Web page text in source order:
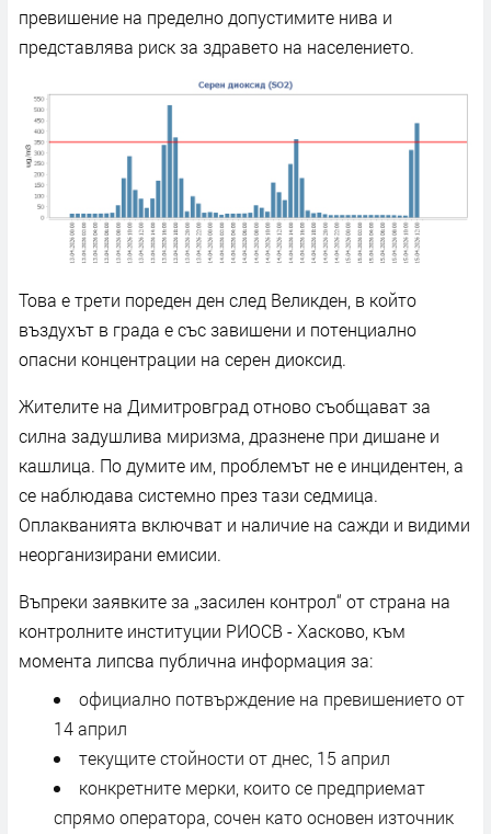
превишение на пределно допустимите нива и
представлява риск за здравето на населението.
Това е трети пореден ден след Великден, в който
въздухът в града е със завишени и потенциално
опасни концентрации на серен диоксид.
Жителите на Димитровград отново съобщават за
силна задушлива миризма, дразнене при дишане и
кашлица. По думите им, проблемът не е инцидентен, а
се наблюдава системно през тази седмица.
Оплакванията включват и наличие на сажди и видими
неорганизирани емисии.
Въпреки заявките за „засилен контрол“ от страна на
контролните институции РИОСВ - Хасково, към
момента липсва публична информация за:
официално потвърждение на превишението от
14 април
текущите стойности от днес, 15 април
конкретните мерки, които се предприемат
спрямо оператора, сочен като основен източник